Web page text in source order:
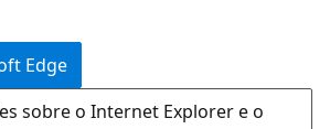
Edge
sobre o Internet Explorer e o